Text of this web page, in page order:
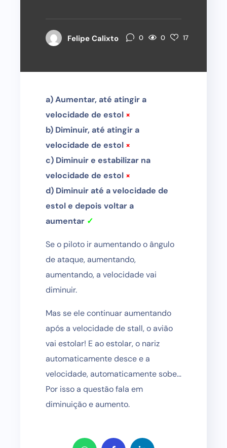
Felipe Calixto 0 0 17
a) Aumentar, até atingir a
velocidade de estol ×
b) Diminuir, até atingir a
velocidade de estol ×
c) Diminuir e estabilizar na
velocidade de estol ×
d) Diminuir até a velocidade de
estol e depois voltar a
aumentar ✓
Se o piloto ir aumentando o ângulo
de ataque, aumentando,
aumentando, a velocidade vai
diminuir.
Mas se ele continuar aumentando
após a velocidade de stall, o avião
vai estolar! E ao estolar, o nariz
automaticamente desce e a
velocidade, automaticamente sobe…
Por isso a questão fala em
diminuição e aumento.